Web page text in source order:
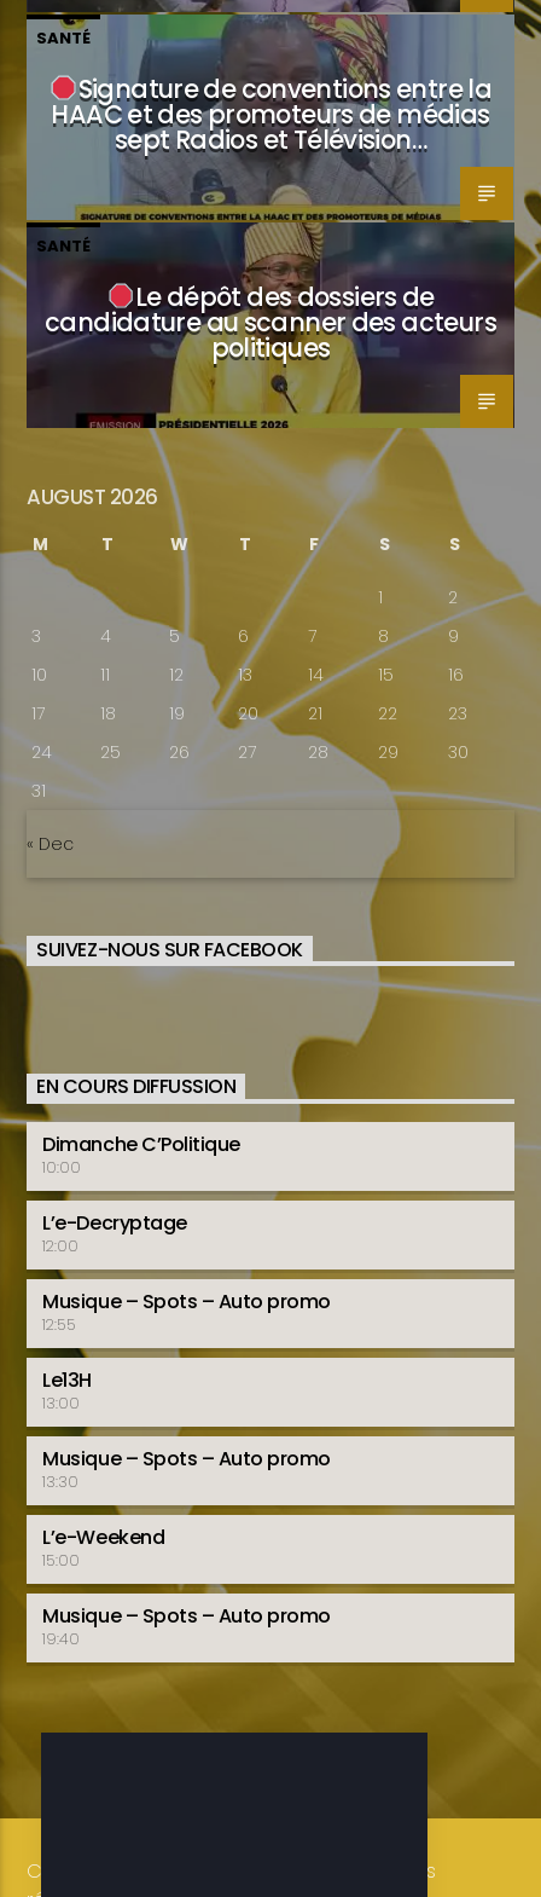
SANTÉ
Signature de conventions entre la
HAAC et des promoteurs de médias
sept Radios et Télévision…
SANTÉ
Le dépôt des dossiers de
candidature au scanner des acteurs
politiques
AUGUST 2026
M T W T F S S
1
2
3
4 5 6 7 8
9
10
11 12 13 14 15
16
17
18 19 20 21 22
23
24
25 26 27 28 29
30
31
« Dec
SUIVEZ-NOUS SUR FACEBOOK
EN COURS DIFFUSSION
Dimanche C’Politique
10:00
L’e-Decryptage
12:00
Musique – Spots – Auto promo
12:55
Le13H
13:00
Musique – Spots – Auto promo
13:30
L’e-Weekend
15:00
Musique – Spots – Auto promo
19:40
Copyright 2019-2025 ETELE BENIN Tous droits